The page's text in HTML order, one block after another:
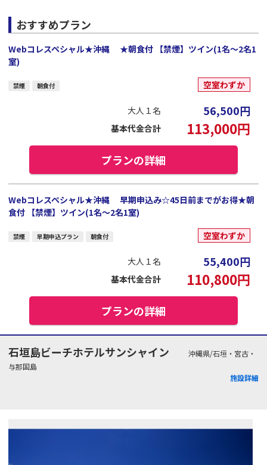
おすすめプラン
Webコレスペシャル★沖縄 ★朝食付 【禁煙】ツイン(1名～2名1
室)
禁煙 朝食付 空室わずか
大人１名 56,500円
基本代金合計 113,000円
プランの詳細
Webコレスペシャル★沖縄 早期申込み☆45日前までがお得★朝
食付 【禁煙】ツイン(1名～2名1室)
禁煙 早期申込プラン 朝食付 空室わずか
大人１名 55,400円
基本代金合計 110,800円
プランの詳細
石垣島ビーチホテルサンシャイン
沖縄県/石垣・宮古・
与那国島
施設詳細